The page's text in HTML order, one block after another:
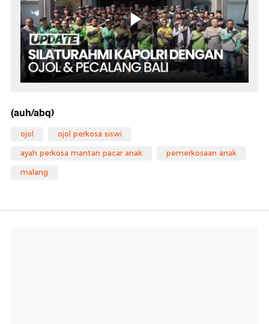
(auh/abq)
ojol ojol perkosa siswi
ayah perkosa mantan pacar anak pemerkosaan anak
malang